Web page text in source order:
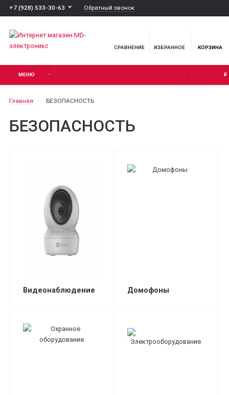
+7 (928) 533-30-63 Обратный звонок
СРАВНЕНИЕ ИЗБРАННОЕ КОРЗИНА
МЕНЮ ₽
Главная БЕЗОПАСНОСТЬ
БЕЗОПАСНОСТЬ
Видеонаблюдение Домофоны